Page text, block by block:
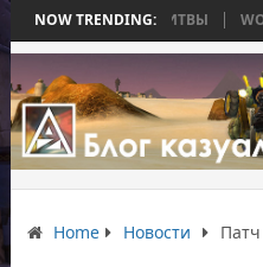
NOW TRENDING:
БЕЗ БИТВЫ WORLD
Home Новости